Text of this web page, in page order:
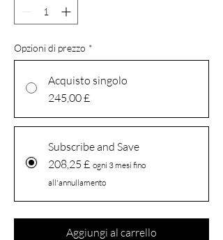
Opzioni di prezzo *
Acquisto singolo
245,00 £
Subscribe and Save
208,25 £ ogni 3 mesi fino
all'annullamento
Aggiungi al carrello